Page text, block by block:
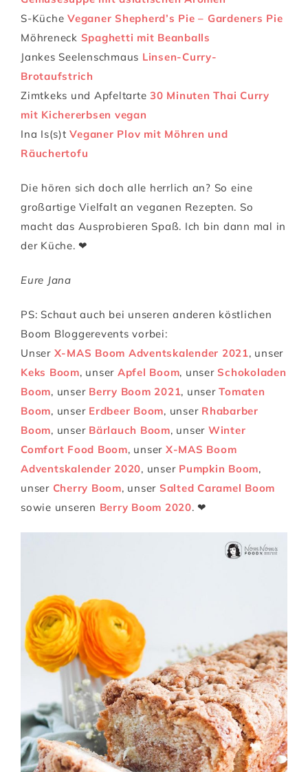
S-Küche Veganer Shepherd’s Pie – Gardeners Pie
Möhreneck Spaghetti mit Beanballs
Jankes Seelenschmaus Linsen-Curry-
Brotaufstrich
Zimtkeks und Apfeltarte 30 Minuten Thai Curry
mit Kichererbsen vegan
Ina Is(s)tVeganer Plov mit Möhren und
Räuchertofu
Die hören sich doch alle herrlich an? So eine
großartige Vielfalt an veganen Rezepten. So
macht das Ausprobieren Spaß. Ich bin dann mal in
der Küche. ❤
Eure Jana
PS: Schaut auch bei unseren anderen köstlichen
Boom Bloggerevents vorbei:
Unser X-MAS Boom Adventskalender 2021, unser
Keks Boom, unser Apfel Boom, unserSchokoladen
Boom, unser Berry Boom 2021, unserTomaten
Boom, unser Erdbeer Boom, unser Rhabarber
Boom, unser Bärlauch Boom, unser Winter
Comfort Food Boom, unser X-MAS Boom
Adventskalender 2020, unser Pumpkin Boom,
unser Cherry Boom, unser Salted Caramel Boom
sowie unseren Berry Boom 2020. ❤